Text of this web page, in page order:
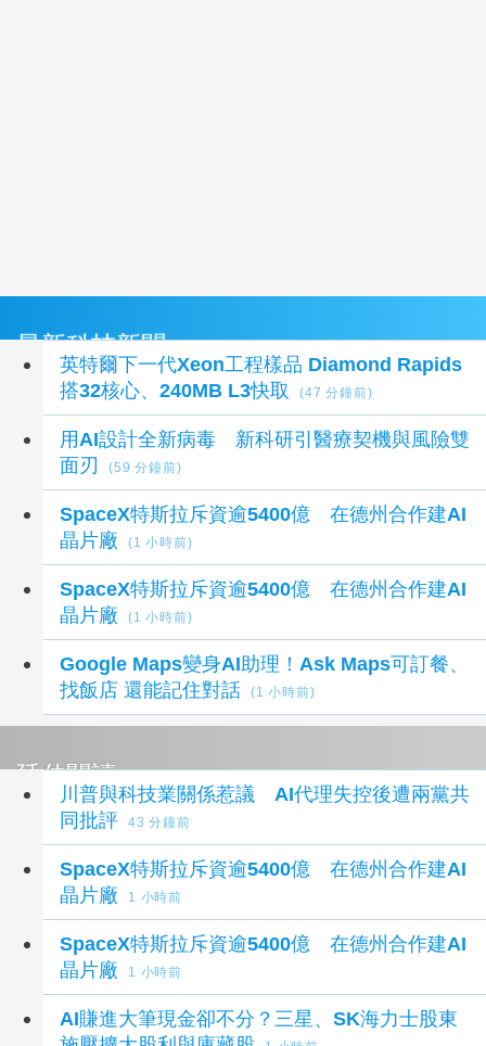
最新科技新聞
英特爾下一代Xeon工程樣品 Diamond Rapids
搭32核心、240MB L3快取
(47 分鐘前)
用AI設計全新病毒 新科研引醫療契機與風險雙
面刃
(59 分鐘前)
SpaceX特斯拉斥資逾5400億 在德州合作建AI
晶片廠
(1 小時前)
SpaceX特斯拉斥資逾5400億 在德州合作建AI
晶片廠
(1 小時前)
Google Maps變身AI助理！Ask Maps可訂餐、
找飯店 還能記住對話
(1 小時前)
延伸閱讀
川普與科技業關係惹議 AI代理失控後遭兩黨共
同批評
43 分鐘前
SpaceX特斯拉斥資逾5400億 在德州合作建AI
晶片廠
1 小時前
SpaceX特斯拉斥資逾5400億 在德州合作建AI
晶片廠
1 小時前
AI賺進大筆現金卻不分？三星、SK海力士股東